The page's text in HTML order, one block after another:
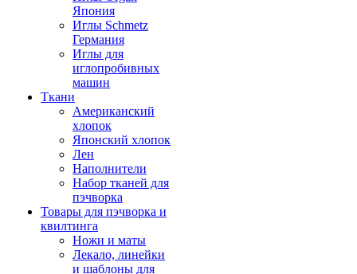
Япония
Иглы Schmetz
Германия
Иглы для
иглопробивных
машин
Ткани
Американский
хлопок
Японский хлопок
Лен
Наполнители
Набор тканей для
пэчворка
Товары для пэчворка и
квилтинга
Ножи и маты
Лекало, линейки
и шаблоны для